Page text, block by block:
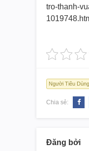
tro-thanh-
1019748.
Người Tiêu Dùng
Chia sẻ:
Đăng bởi